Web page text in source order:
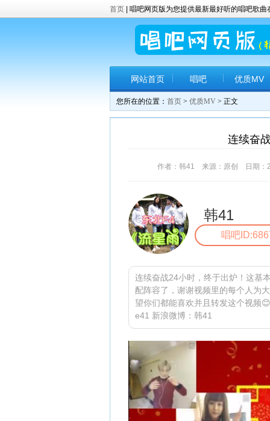
首页 | 唱吧网页版为您提供最新最好听的唱吧歌
网站首页 唱吧 优质MV
您所在的位置： 首页 > 优质MV > 正文
连续奋
作者：韩41 来源：原创 日期：
韩41
唱吧
连续奋战24小时，终于出炉！这基
配阵容了，谢谢视频里的每个人为
望你们都能喜欢并且转发这个视频
e41 新浪微博：韩41